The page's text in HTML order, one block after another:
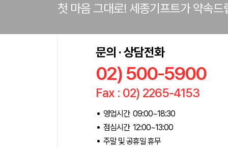
첫 마음 그대로! 세종기프트가 약속드
문의 · 상담전화
02) 500-5900
Fax : 02) 2265-4153
영업시간 09:00~18:30
점심시간 12:00~13:00
주말 및 공휴일 휴무